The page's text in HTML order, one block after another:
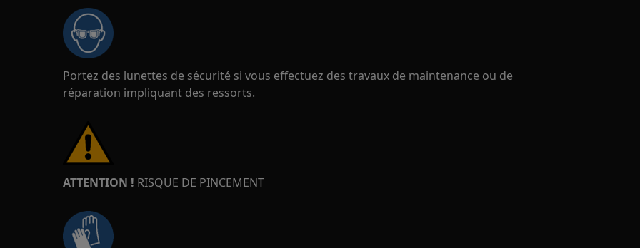
Portez des lunettes de sécurité si vous effectuez des travaux de maintenance ou de
réparation impliquant des ressorts.
ATTENTION ! RISQUE DE PINCEMENT